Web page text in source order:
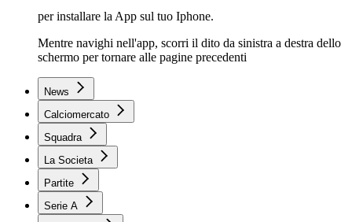
per installare la App sul tuo Iphone.
Mentre navighi nell'app, scorri il dito da sinistra a destra dello
schermo per tornare alle pagine precedenti
News
Calciomercato
Squadra
La Societa
Partite
Serie A